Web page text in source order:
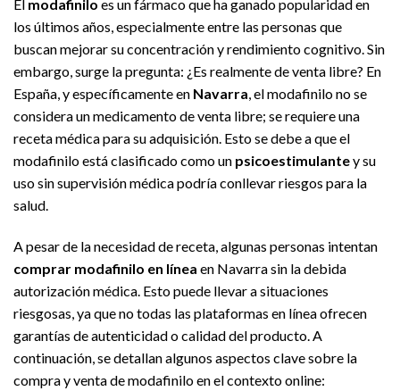
El modafinilo es un fármaco que ha ganado popularidad en
los últimos años, especialmente entre las personas que
buscan mejorar su concentración y rendimiento cognitivo. Sin
embargo, surge la pregunta: ¿Es realmente de venta libre? En
España, y específicamente en Navarra, el modafinilo no se
considera un medicamento de venta libre; se requiere una
receta médica para su adquisición. Esto se debe a que el
modafinilo está clasificado como un psicoestimulantey su
uso sin supervisión médica podría conllevar riesgos para la
salud.
A pesar de la necesidad de receta, algunas personas intentan
comprar modafinilo en línea en Navarra sin la debida
autorización médica. Esto puede llevar a situaciones
riesgosas, ya que no todas las plataformas en línea ofrecen
garantías de autenticidad o calidad del producto. A
continuación, se detallan algunos aspectos clave sobre la
compra y venta de modafinilo en el contexto online: